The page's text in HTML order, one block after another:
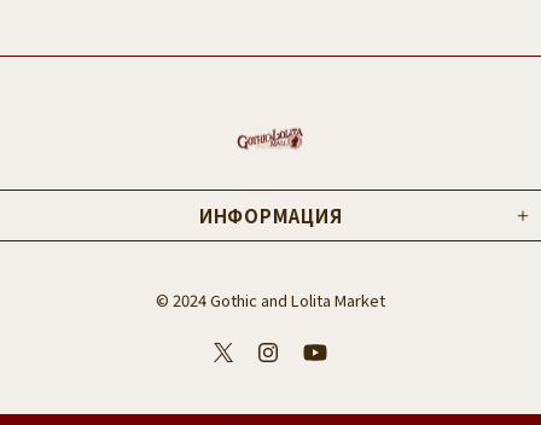
ИНФОРМАЦИЯ
© 2024 Gothic and Lolita Market